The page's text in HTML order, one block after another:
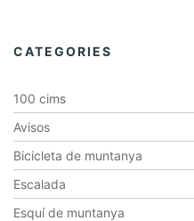
CATEGORIES
100 cims
Avisos
Bicicleta de muntanya
Escalada
Esquí de muntanya